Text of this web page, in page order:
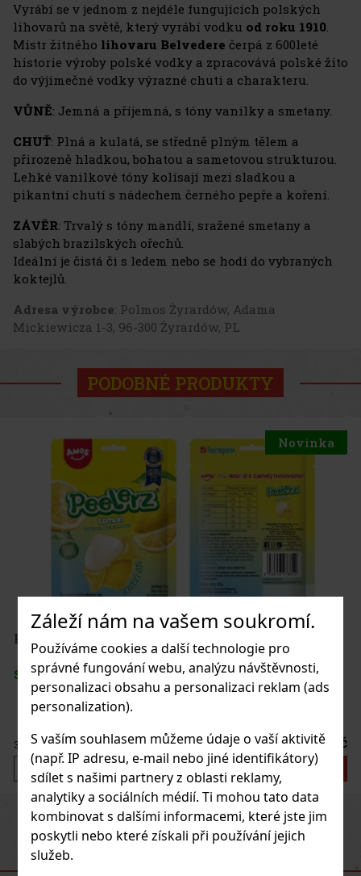
Záleží nám na vašem soukromí.
Používáme cookies a další technologie pro
správné fungování webu, analýzu návštěvnosti,
personalizaci obsahu a personalizaci reklam (ads
personalization).
S vaším souhlasem můžeme údaje o vaší aktivitě
(např. IP adresu, e-mail nebo jiné identifikátory)
sdílet s našimi partnery z oblasti reklamy,
analytiky a sociálních médií. Ti mohou tato data
kombinovat s dalšími informacemi, které jste jim
poskytli nebo které získali při používání jejich
služeb.
Vyrábí se v jednom z nejdéle fungujících polských
lihovarů na světě, který vyrábí vodku od roku 1910.
Mistr žitného lihovaru Belvedere čerpá z 600leté
historie výroby polské vodky a zpracovává polské žito
do výjimečné vodky výrazné chuti a charakteru.
VŮNĚ: Jemná a příjemná, s tóny vanilky a smetany.
CHUŤ: Plná a kulatá, se středně plným tělem a
přirozeně hladkou, bohatou a sametovou strukturou.
Lehké vanilkové tóny kolísají mezi sladkou a
pikantní chutí s nádechem černého pepře a koření.
ZÁVĚR: Trvalý s tóny mandlí, sražené smetany a
slabých brazilských ořechů.
Ideální je čistá či s ledem nebo se hodí do vybraných
koktejlů.
Adresa výrobce: Polmos Żyrardów, Adama
Mickiewicza 1-3, 96-300 Żyrardów, PL
PODOBNÉ PRODUKTY
37 Kč
košíku
PreviousNext